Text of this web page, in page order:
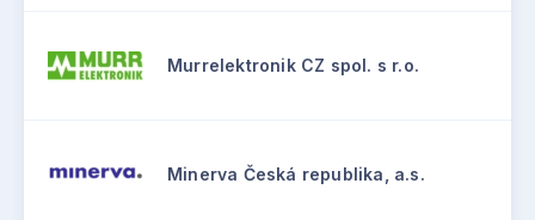
Murrelektronik CZ spol. s r.o.
Minerva Česká republika, a.s.